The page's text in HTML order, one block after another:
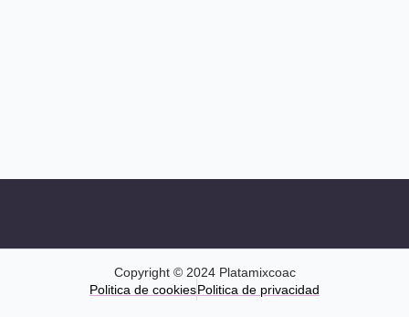
Copyright © 2024 Platamixcoac
Politica de cookiesPolitica de privacidad